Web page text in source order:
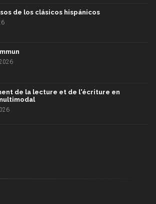
de los clásicos hispánicos
de la lecture et de l'écriture en